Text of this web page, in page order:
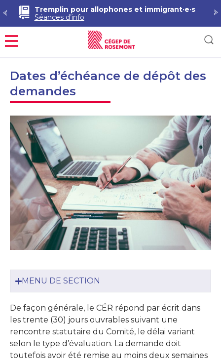
Tremplin pour allophones et immigrant·e·s
Séances d’info
Menu
Dates d’échéance de dépôt des
demandes
MENU DE SECTION
De façon générale, le CÉR répond par écrit dans
les trente (30) jours ouvrables suivant une
rencontre statutaire du Comité, le délai variant
selon le type d’évaluation. La demande doit
toutefois avoir été remise au moins deux semaines